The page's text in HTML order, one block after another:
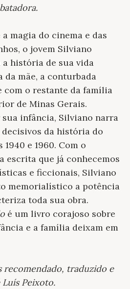
.
magia do cinema e das
o jovem Silviano
história de sua vida
da mãe, a conturbada
com o restante da família
de Minas Gerais.
infância, Silviano narra
da história do
e 1960. Com o
escrita que já conhecemos
e ficcionais, Silviano
memorialístico a potência
toda sua obra.
é um livro corajoso sobre
e a família deixam em
recomendado, traduzido e
Peixoto.